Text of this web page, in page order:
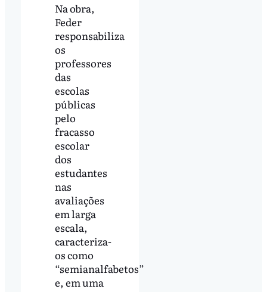
Na obra,
Feder
responsabiliza
os
professores
das
escolas
públicas
pelo
fracasso
escolar
dos
estudantes
nas
avaliações
em larga
escala,
caracteriza-
os como
“semianalfabetos”
e, em uma